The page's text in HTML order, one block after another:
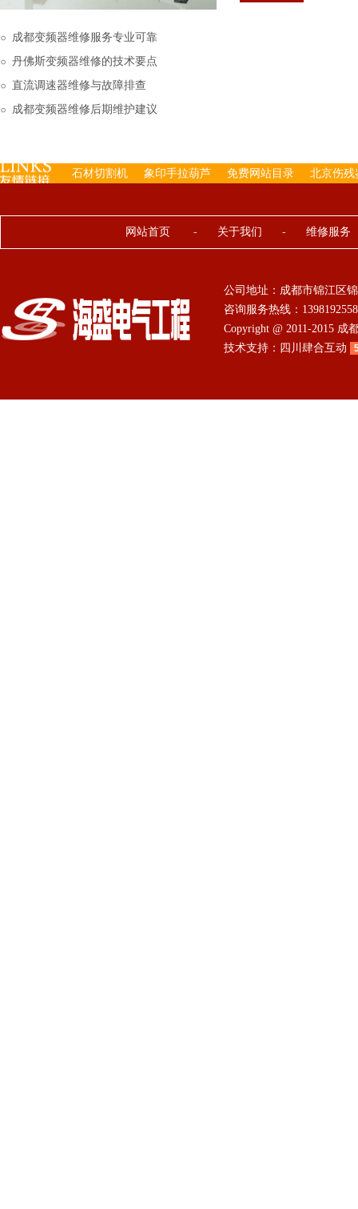
下来的，机内已经存有
成都变频器维修服务专业可靠
丹佛斯变频器维修的技术要点
直流调速器维修与故障排查
成都变频器维修后期维护建议
石材切割机 象印手拉葫芦 免费网站目录 北京伤残
网站首页 - 关于我们 - 维修服务
公司地址：成都市锦江区
咨询服务热线：
Copyright @ 2011-2015
技术支持： 四川肆合互动